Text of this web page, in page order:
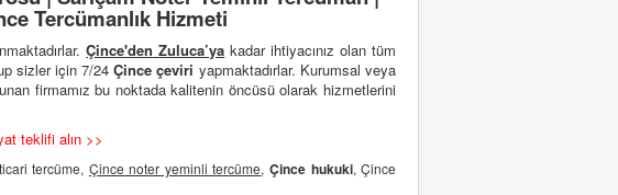
Tercümanlık Hizmeti
Çince'den Zuluca’ya kadar ihtiyacınız olan tüm
sizler için 7/24Çince çeviri yapmaktadırlar. Kurumsal veya
firmamız bu noktada kalitenin öncüsü olarak hizmetlerini
teklifi alın >>
tercüme, Çince noter yeminli tercüme,Çince hukuki, Çince